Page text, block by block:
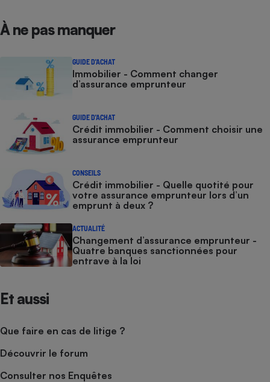
À ne pas manquer
GUIDE D'ACHAT
Immobilier - Comment changer
d’assurance emprunteur
GUIDE D'ACHAT
Crédit immobilier - Comment choisir une
assurance emprunteur
CONSEILS
Crédit immobilier - Quelle quotité pour
votre assurance emprunteur lors d’un
emprunt à deux ?
ACTUALITÉ
Changement d’assurance emprunteur -
Quatre banques sanctionnées pour
entrave à la loi
Et aussi
Que faire en cas de litige ?
Découvrir le forum
Consulter nos Enquêtes